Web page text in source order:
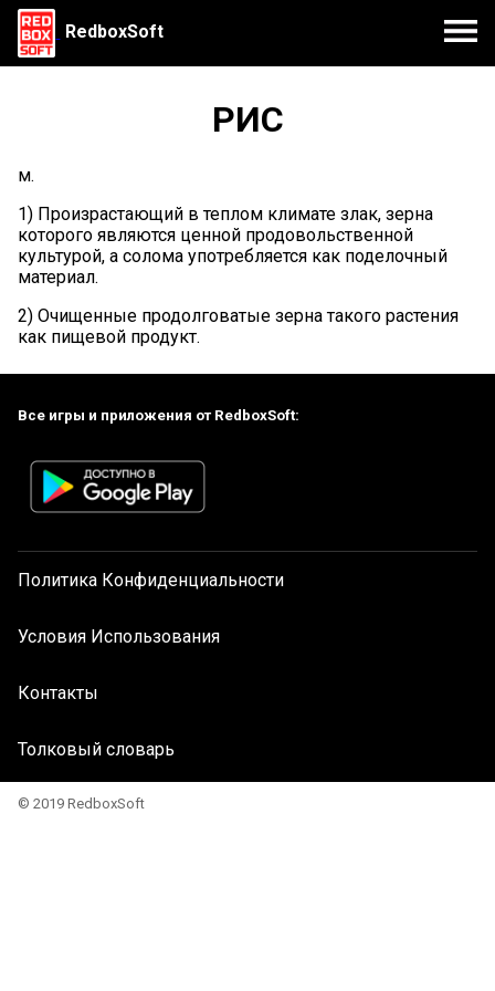
RedboxSoft
РИС
м.
1) Произрастающий в теплом климате злак, зерна
которого являются ценной продовольственной
культурой, а солома употребляется как поделочный
материал.
2) Очищенные продолговатые зерна такого растения
как пищевой продукт.
Все игры и приложения от RedboxSoft:
Политика Конфиденциальности
Условия Использования
Контакты
Толковый словарь
© 2019 RedboxSoft